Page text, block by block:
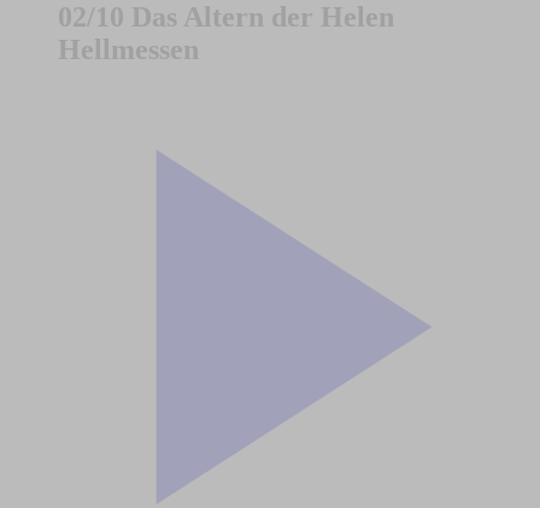
02/10 Das Altern der Helen
Hellmessen